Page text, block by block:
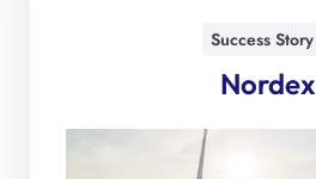
Success Story
Nordex